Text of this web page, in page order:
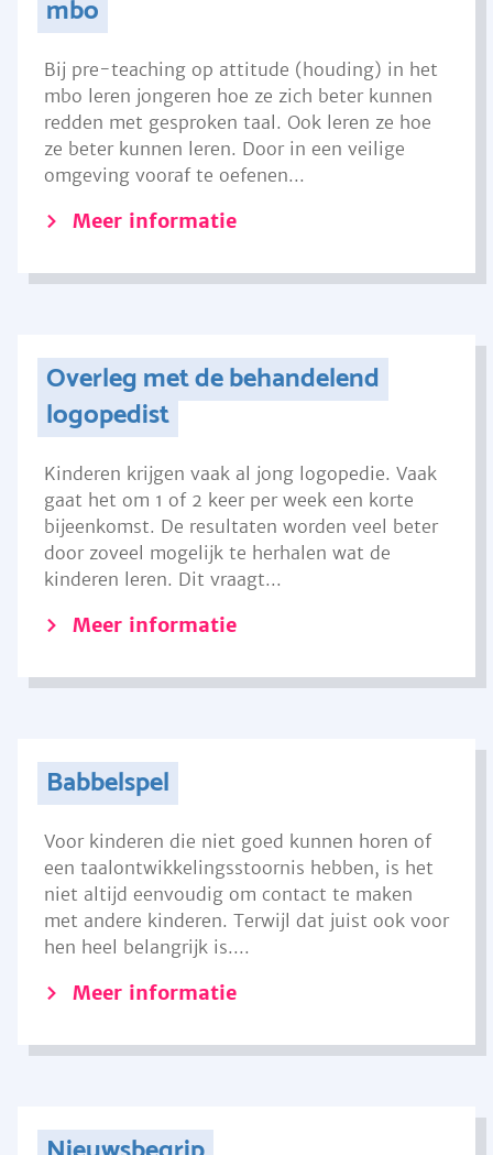
mbo
Bij pre-teaching op attitude (houding) in het
mbo leren jongeren hoe ze zich beter kunnen
redden met gesproken taal. Ook leren ze hoe
ze beter kunnen leren. Door in een veilige
omgeving vooraf te oefenen...
Meer informatie
Overleg met de behandelend
logopedist
Kinderen krijgen vaak al jong logopedie. Vaak
gaat het om 1 of 2 keer per week een korte
bijeenkomst. De resultaten worden veel beter
door zoveel mogelijk te herhalen wat de
kinderen leren. Dit vraagt...
Meer informatie
Babbelspel
Voor kinderen die niet goed kunnen horen of
een taalontwikkelingsstoornis hebben, is het
niet altijd eenvoudig om contact te maken
met andere kinderen. Terwijl dat juist ook voor
hen heel belangrijk is....
Meer informatie